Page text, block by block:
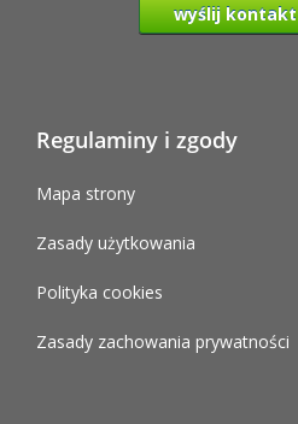
wyślij kontakt
Regulaminy i zgody
Mapa strony
Zasady użytkowania
Polityka cookies
Zasady zachowania prywatności